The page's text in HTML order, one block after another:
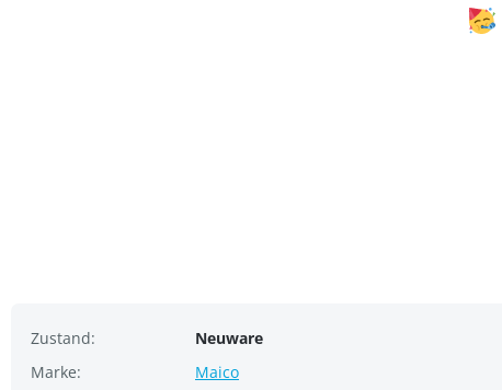
Zustand:
Neuware
Marke:
Maico